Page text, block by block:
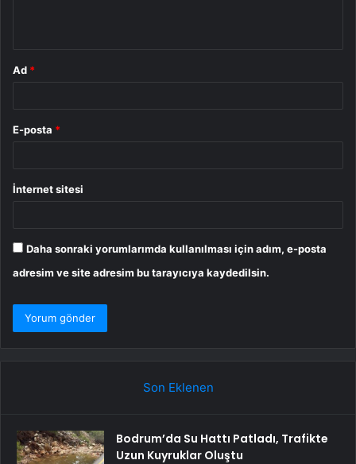
Ad *
E-posta *
İnternet sitesi
Daha sonraki yorumlarımda kullanılması için adım, e-posta
adresim ve site adresim bu tarayıcıya kaydedilsin.
Son Eklenen
Bodrum’da Su Hattı Patladı, Trafikte
Uzun Kuyruklar Oluştu